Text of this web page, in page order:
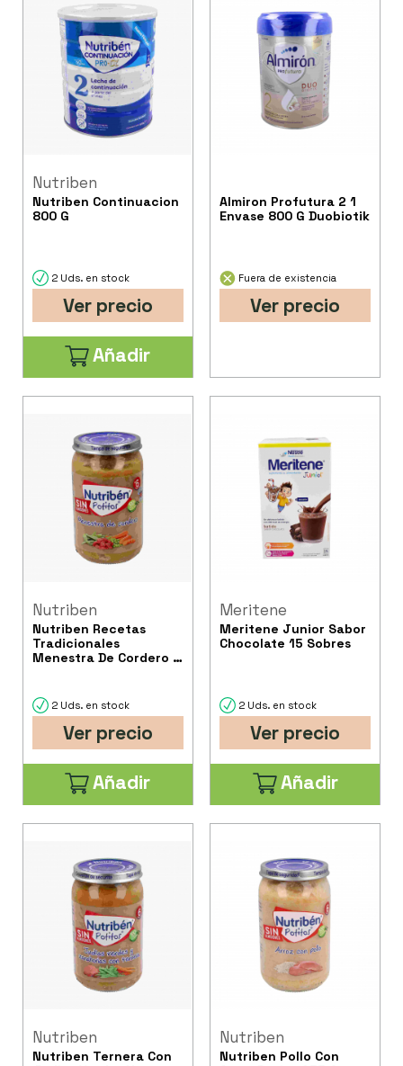
Nutriben
Nutriben Continuacion
800 G
2 Uds. en stock
Ver precio
Añadir
Almiron Profutura 2 1
Envase 800 G Duobiotik
Fuera de existencia
Ver precio
Nutriben
Nutriben Recetas
Tradicionales
Menestra De Cordero 1
2 Uds. en stock
Ver precio
Añadir
Meritene
Meritene Junior Sabor
Chocolate 15 Sobres
2 Uds. en stock
Ver precio
Añadir
Nutriben
Nutriben Ternera Con
Nutriben
Nutriben Pollo Con